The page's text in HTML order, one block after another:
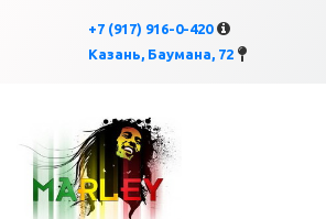
+7 (917) 916-0-420
Казань, Баумана, 72×